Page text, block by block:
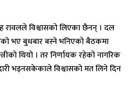
रावलले विश्वासको लिएका छैनन् । दल
भए बुधबार बस्ने भनिएको बैठकमा
थियो । तर निर्णायक रहेको नागरिक
भइनसकेकाले विश्वासको मत लिने दिन